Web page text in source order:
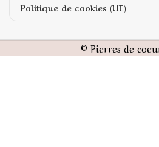
Politique de cookies (UE)
© Pierres de